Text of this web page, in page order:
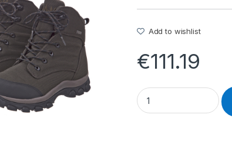
Add to wishlist
€111.19
ΜΠΟΤΕΣ ANKLE MUD